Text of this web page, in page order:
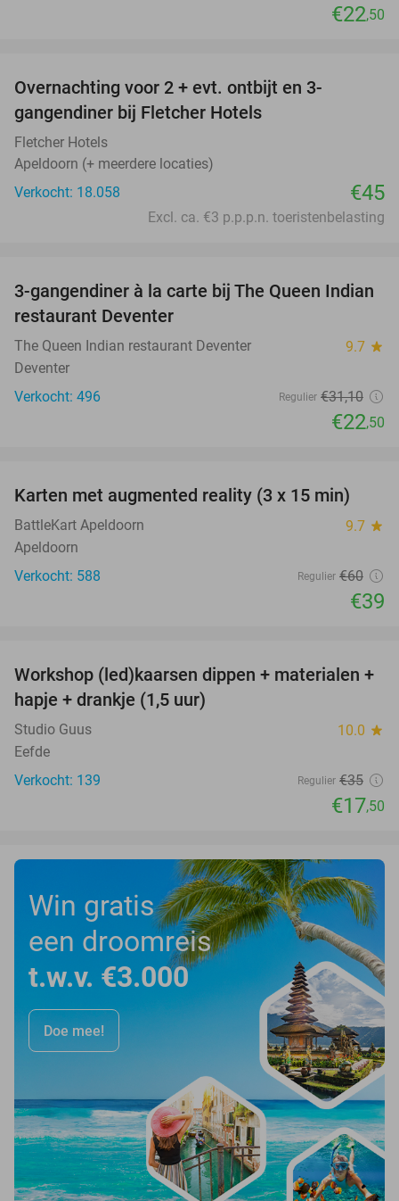
€22,50
Overnachting voor 2 + evt. ontbijt en 3-
gangendiner bij Fletcher Hotels
Fletcher Hotels
Apeldoorn (+ meerdere locaties)
Verkocht: 18.058
€45
Excl. ca. €3 p.p.p.n. toeristenbelasting
28%
3-gangendiner à la carte bij The Queen Indian
restaurant Deventer
The Queen Indian restaurant Deventer 9.7 star
Deventer
Verkocht: 496
Regulier €31,10
€22,50
35%
Karten met augmented reality (3 x 15 min)
BattleKart Apeldoorn 9.7 star
Apeldoorn
Verkocht: 588
Regulier €60
€39
50%
Workshop (led)kaarsen dippen + materialen +
hapje + drankje (1,5 uur)
Studio Guus 10.0 star
Eefde
Verkocht: 139
Regulier €35
€17,50
Win gratis
een droomreis
t.w.v. €3.000
Doe mee!